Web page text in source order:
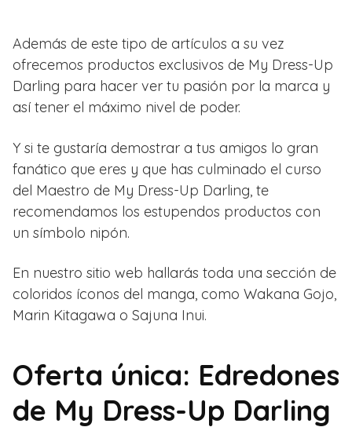
Además de este tipo de artículos a su vez
ofrecemos productos exclusivos de My Dress-Up
Darling para hacer ver tu pasión por la marca y
así tener el máximo nivel de poder.
Y si te gustaría demostrar a tus amigos lo gran
fanático que eres y que has culminado el curso
del Maestro de My Dress-Up Darling, te
recomendamos los estupendos productos con
un símbolo nipón.
En nuestro sitio web hallarás toda una sección de
coloridos íconos del manga, como Wakana Gojo,
Marin Kitagawa o Sajuna Inui.
Oferta única: Edredones
de My Dress-Up Darling